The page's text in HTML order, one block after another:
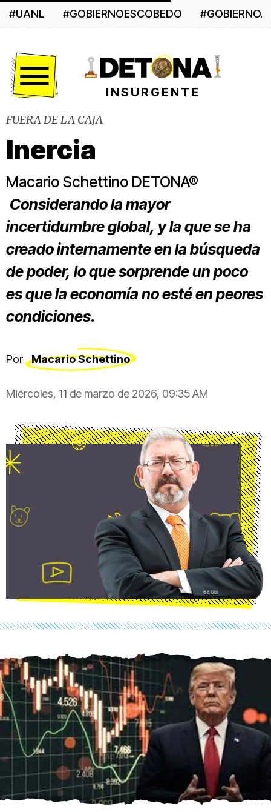
#UANL #GOBIERNOESCOBEDO
INSURGENTE
FUERA DE LA CAJA
Inercia
Macario Schettino DETONA®
Considerando la mayor
incertidumbre global, y la que se ha
creado internamente en la búsqueda
de poder, lo que sorprende un poco
es que la economía no esté en peores
condiciones.
Por Macario Schettino
Miércoles, 11 de marzo de 2026, 09:35 AM